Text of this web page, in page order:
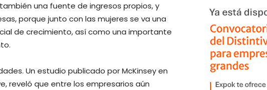
una fuente de ingresos propios, y
porque junto con las mujeres se va una
de crecimiento, así como una importante
Un estudio publicado por McKinsey en
reveló que entre los empresarios aún